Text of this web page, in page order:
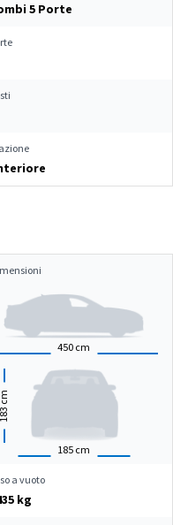
5 Porte
450 cm
185 cm
183
cm
a vuoto
kg